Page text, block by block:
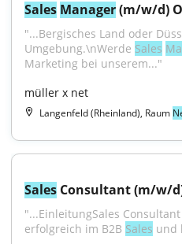
Sales Manager (m/w/d)
"...Bergisches Land oder
Umgebung.\nWerde Sales
Marketing bei unserem..."
müller x net
Langenfeld (Rheinland), Raum
Sales Consultant (m/w/
"...EinleitungSales
erfolgreich im B2B Sales und